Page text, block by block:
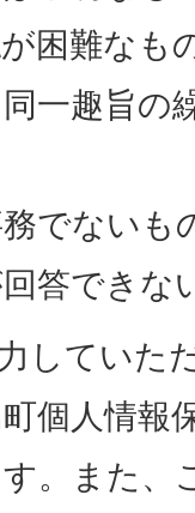
困難なも
一趣旨の
でないも
答できな
していた
個人情報
。また、